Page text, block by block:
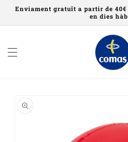
Saltar al
Enviament gratuït a partir de
en dies
informació
del